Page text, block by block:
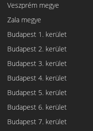
Veszprém megye
Zala megye
Budapest 1. kerület
Budapest 2. kerület
Budapest 3. kerület
Budapest 4. kerület
Budapest 5. kerület
Budapest 6. kerület
Budapest 7. kerület